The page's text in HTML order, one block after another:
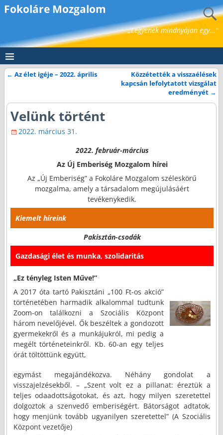
Fokoláre Mozgalom
„Legyenek mindnyájan egy..."
← Az élet igéje – 2022. április
Közzétették a visszaélések
kapcsán lefolytatott vizsgálat
eredményét →
Velünk történt
2022. március 31.
2022. február-március
Az Új Emberiség Mozgalom hírei
Az „Új Emberiség” a Fokoláre Mozgalom széleskörű
mozgalma, amely a társadalom megújulásáért
tevékenykedik.
Kiemelt híreink
Pakisztán-csodák
Gazdasági élet és munka, szolidaritás
„Ez tényleg Isten Műve!”
A 2017 óta tartó Pakisztáni „100 Ft-os akció”
történetében harmadik alkalommal tudtunk
Zoom-on találkozni a Szociális Központ
három nevelőjével. Ők beszéltek a gondozott
gyermekekről és a munkájukról, mi pedig a
megélt történeteinkről. Kb. 60-an egy teljes
órát töltöttünk együtt,
egymást megajándékozva. Néhány gondolat a
visszajelzésekből. – „Szent volt ez a pillanat: éreztük a
teljes odaadottságotokat, és azt, hogy milyen szeretettel
dolgoztok a szenvedő emberiségért. Bátorságot adtatok,
hogy menjünk tovább ugyanilyen szeretettel” (A Szociális
Központ vezetője)